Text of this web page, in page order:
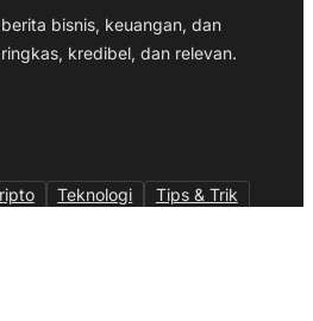
bisnis, keuangan, dan
kredibel, dan relevan.
Teknologi Tips & Trik